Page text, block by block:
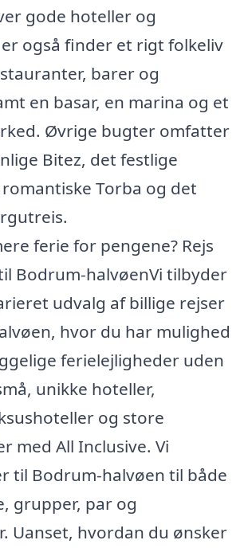
gode hoteller og
også finder et rigt folkeliv
barer og
en basar, en marina og et
Øvrige bugter omfatter
Bitez, det festlige
Torba og det
ferie for pengene? Rejs
Bodrum-halvøenVi tilbyder
udvalg af billige rejser
hvor du har mulighed
ferielejligheder uden
unikke hoteller,
og store
med All Inclusive. Vi
til Bodrum-halvøen til både
grupper, par og
Uanset, hvordan du ønsker